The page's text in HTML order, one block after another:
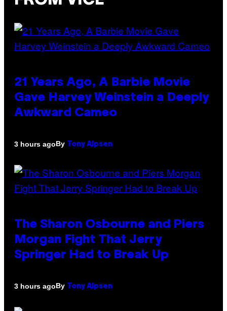
21 Years Ago, A Barbie Movie
Gave Harvey Weinstein a Deeply
Awkward Cameo
3 hours agoBy Tony Alpsen
The Sharon Osbourne and Piers
Morgan Fight That Jerry
Springer Had to Break Up
3 hours agoBy Tony Alpsen